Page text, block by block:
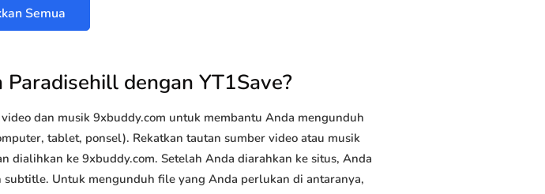
Semua
dengan YT1Save?
dan musik 9xbuddy.com untuk membantu Anda mengunduh
tablet, ponsel). Rekatkan tautan sumber video atau musik
dialihkan ke 9xbuddy.com. Setelah Anda diarahkan ke situs, Anda
Untuk mengunduh file yang Anda perlukan di antaranya,